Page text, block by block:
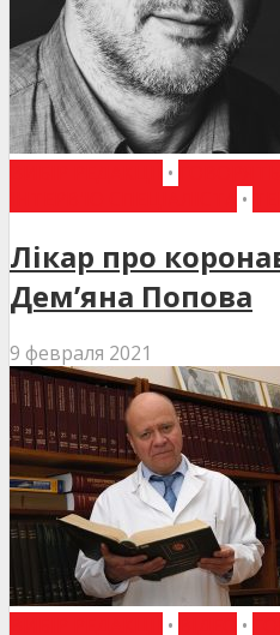
•
•
Лікар про
Дем’яна Попова
9 февраля 2021
• •